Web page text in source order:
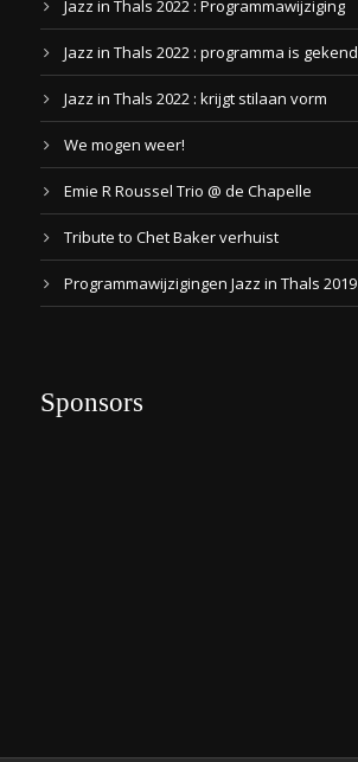
Jazz in Thals 2022 : Programmawijziging
Jazz in Thals 2022 : programma is gekend
Jazz in Thals 2022 : krijgt stilaan vorm
We mogen weer!
Emie R Roussel Trio @ de Chapelle
Tribute to Chet Baker verhuist
Programmawijzigingen Jazz in Thals 2019
Sponsors